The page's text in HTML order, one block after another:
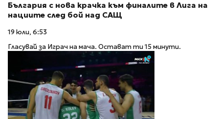
България с нова крачка към финалите в Лига на
нациите след бой над САЩ
19 юли, 6:53
Гласувай за Играч на мача. Остават ти 15 минути.